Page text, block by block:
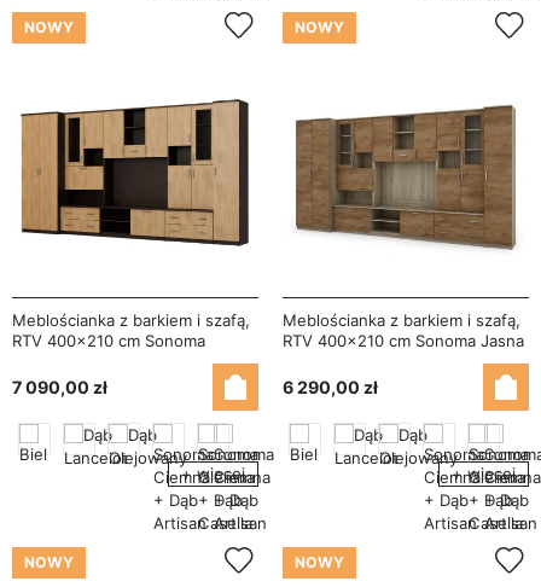
NOWY
Meblościanka z barkiem i szafą,
RTV 400×210 cm Sonoma
Ciemna / Dąb Casella – CYKLON
7 090,00 zł
+ więcej
NOWY
Meblościanka z barkiem i szafą,
RTV 400×210 cm Sonoma Jasna
6 290,00 zł
+ więcej
NOWY NOWY